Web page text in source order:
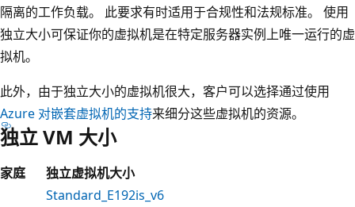
隔离的工作负载。 此要求有时适用于合规性和法规标准。 使用
独立大小可保证你的虚拟机是在特定服务器实例上唯一运行的虚
拟机。
此外，由于独立大小的虚拟机很大，客户可以选择通过使用
Azure 对嵌套虚拟机的支持来细分这些虚拟机的资源。
独立 VM 大小
家庭 独立虚拟机大小
Standard_E192is_v6